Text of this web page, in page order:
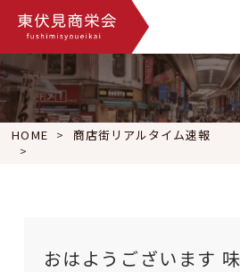
HOME
商店街リアルタイム速報
おはようございます